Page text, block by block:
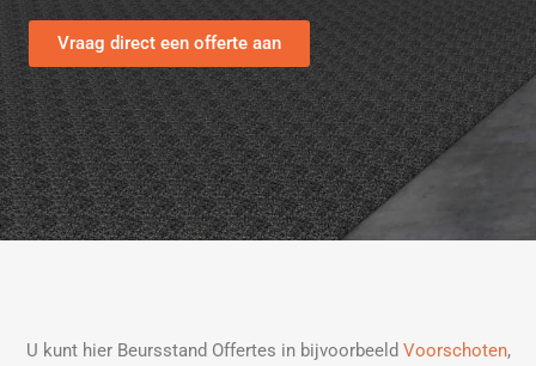
Vraag direct een offerte aan
U kunt hier Beursstand Offertes in bijvoorbeeld Voorschoten,